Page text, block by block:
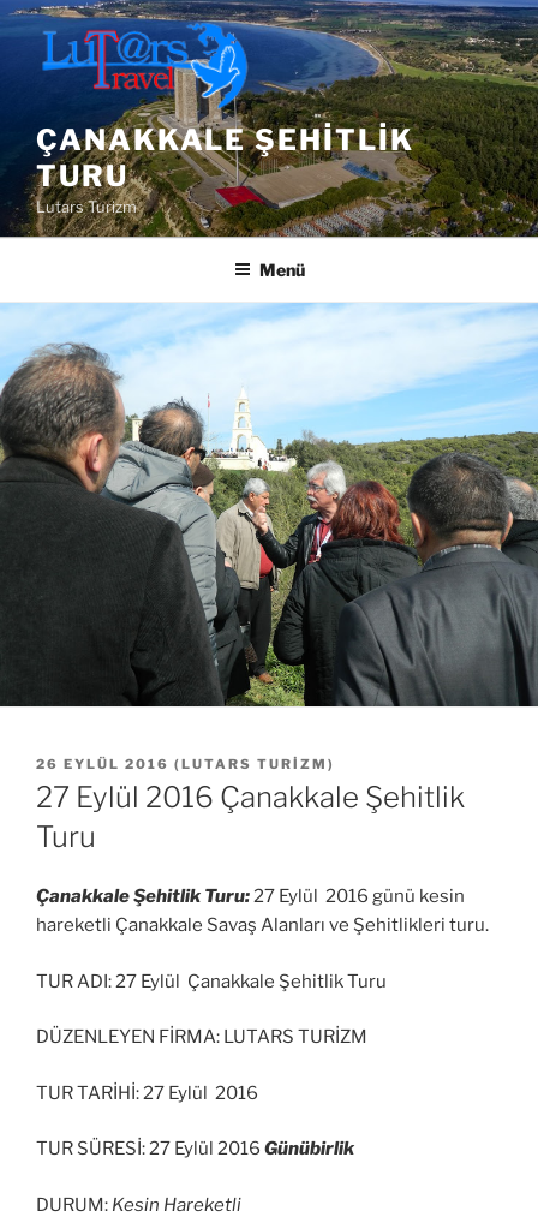
İçeriğe
geç
ÇANAKKALE ŞEHITLIK
TURU
Lutars Turizm
Menü
YAYIM
TARIHI
26 EYLÜL 2016 ( LUTARS TURIZM )
27 Eylül 2016 Çanakkale Şehitlik
Turu
Çanakkale Şehitlik Turu:27 Eylül 2016 günü kesin
hareketli Çanakkale Savaş Alanları ve Şehitlikleri turu.
TUR ADI: 27 Eylül Çanakkale Şehitlik Turu
DÜZENLEYEN FİRMA: LUTARS TURİZM
TUR TARİHİ: 27 Eylül 2016
TUR SÜRESİ: 27 Eylül 2016 Günübirlik
DURUM: Kesin Hareketli